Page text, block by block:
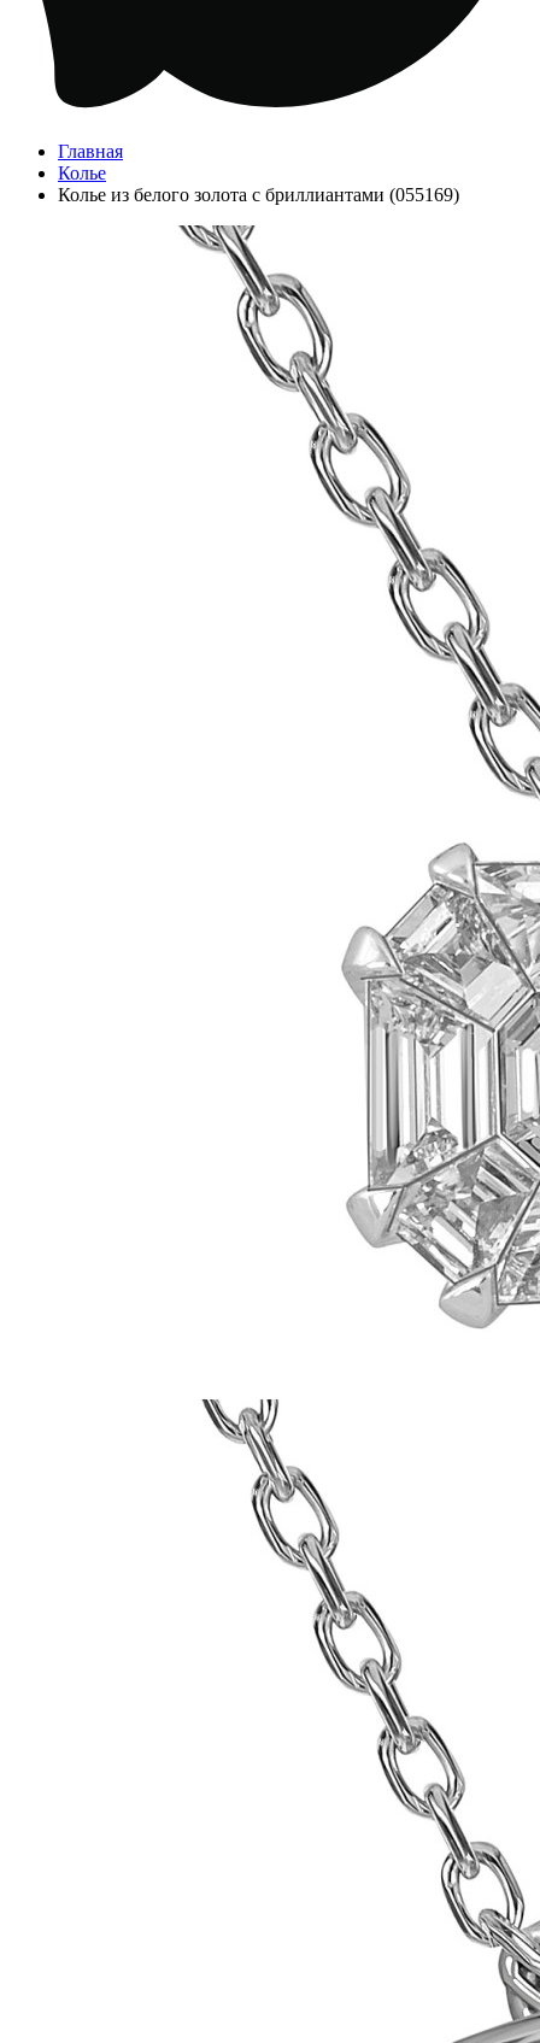
Главная
Колье
Колье из белого золота с бриллиантами (055169)